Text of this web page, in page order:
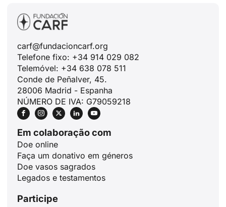
carf@fundacioncarf.org
Telefone fixo: +34 914 029 082
Telemóvel: +34 638 078 511
Conde de Peñalver, 45.
28006 Madrid - Espanha
NÚMERO DE IVA: G79059218
Em colaboração com
Doe online
Faça um donativo em géneros
Doe vasos sagrados
Legados e testamentos
Participe